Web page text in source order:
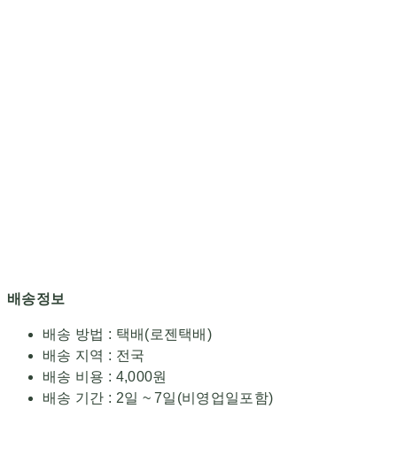
배송정보
배송 방법 : 택배(로젠택배)
배송 지역 : 전국
배송 비용 : 4,000원
배송 기간 : 2일 ~ 7일(비영업일포함)